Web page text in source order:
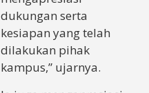
dukungan serta
kesiapan yang telah
dilakukan pihak
kampus,” ujarnya.